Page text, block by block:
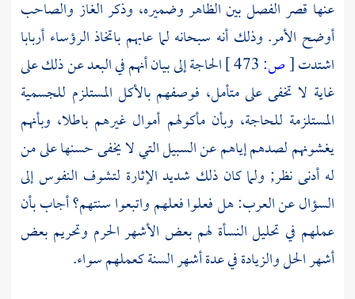
عنها قصر الفصل بين الظاهر وضميره، وذكر الغاز والصاحب
أوضح الأمر. وذلك أنه سبحانه لما عابهم باتخاذ الرؤساء أربابا
اشتدت[ص:
الحاجة إلى بيان أنهم في البعد عن ذلك على
غاية لا تخفى على متأمل، فوصفهم بالأكل المستلزم للجسمية
المستلزمة للحاجة، وبأن مأكولهم أموال غيرهم باطلا، وبأنهم
يغشونهم لصدهم إياهم عن السبيل التي لا يخفى حسنها على من
له أدنى نظر; ولما كان ذلك شديد الإثارة لتشوف النفوس إلى
السؤال عن العرب: هل فعلوا فعلهم واتبعوا سنتهم؟ أجاب بأن
عملهم في تحليل النسأة لهم بعض الأشهر الحرم وتحريم بعض
أشهر الحل والزيادة في عدة أشهر السنة كعملهم سواء.